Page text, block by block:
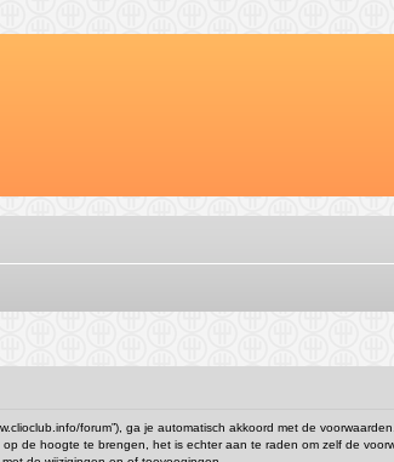
forum”), ga je automatisch akkoord met de
de hoogte te brengen, het is echter aan te raden om zelf de